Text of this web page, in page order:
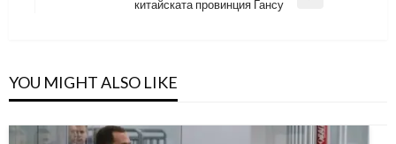
китайската провинция Гансу
YOU MIGHT ALSO LIKE